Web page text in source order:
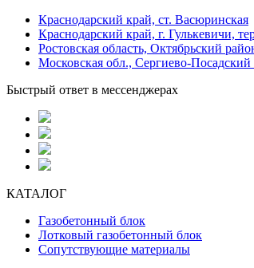
Краснодарский край, ст. Васюринская
Краснодарский край, г. Гулькевичи,
Ростовская область, Октябрьский
Московская обл., Сергиево-
Быстрый ответ в мессенджерах
КАТАЛОГ
Газобетонный блок
Лотковый газобетонный блок
Сопутствующие материалы